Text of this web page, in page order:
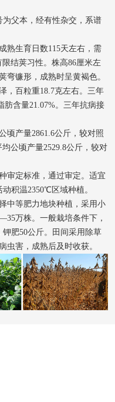
为父本，经有性杂交，系谱
熟生育日数115天左右，需
结荚习性。株高86厘米左
弯镰形，成熟时呈黄褐色。
，百粒重18.7克左右。三年
肪含量21.07%。三年抗病接
顷产量2861.6公斤，较对照
公顷产量2529.8公斤，较对
审定标准，通过审定。适宜
积温2350℃区域种植。
中等肥力地块种植，采用小
万株。一般栽培条件下，
肥50公斤。田间采用除草
虫害，成熟后及时收获。